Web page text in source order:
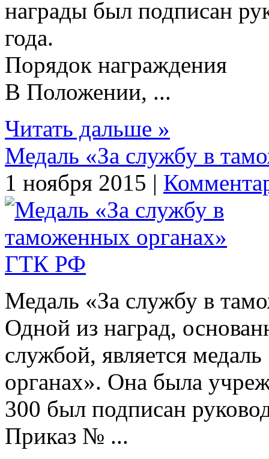
награды был подписан
года.
Порядок награждения
В Положении, ...
Читать дальше »
Медаль «За службу в
1 ноября 2015 |
Медаль «За службу в
Одной из наград,
службой, является
органах». Она была
300 был подписан
Приказ № ...